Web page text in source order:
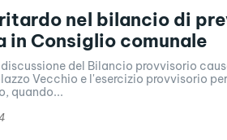
nel bilancio di
in Consiglio comunale
del Bilancio provvisorio
Vecchio e l'esercizio provvisorio
quando...